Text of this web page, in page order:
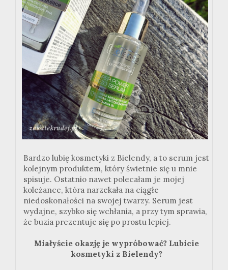
Bardzo lubię kosmetyki z Bielendy, a to serum jest
kolejnym produktem, który świetnie się u mnie
spisuje. Ostatnio nawet polecałam je mojej
koleżance, która narzekała na ciągłe
niedoskonałości na swojej twarzy. Serum jest
wydajne, szybko się wchłania, a przy tym sprawia,
że buzia prezentuje się po prostu lepiej.
Miałyście okazję je wypróbować? Lubicie
kosmetyki z Bielendy?